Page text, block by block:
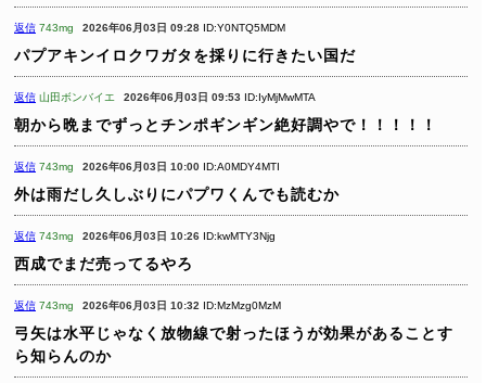
返信 743mg 2026年06月03日 09:28 ID:Y0NTQ5MDM
パプアキンイロクワガタを採りに行きたい国だ
返信 山田ボンバイエ 2026年06月03日 09:53 ID:IyMjMwMTA
朝から晩までずっとチンポギンギン絶好調やで！！！！！
返信 743mg 2026年06月03日 10:00 ID:A0MDY4MTI
外は雨だし久しぶりにパプワくんでも読むか
返信 743mg 2026年06月03日 10:26 ID:kwMTY3Njg
西成でまだ売ってるやろ
返信 743mg 2026年06月03日 10:32 ID:MzMzg0MzM
弓矢は水平じゃなく放物線で射ったほうが効果があることす
ら知らんのか